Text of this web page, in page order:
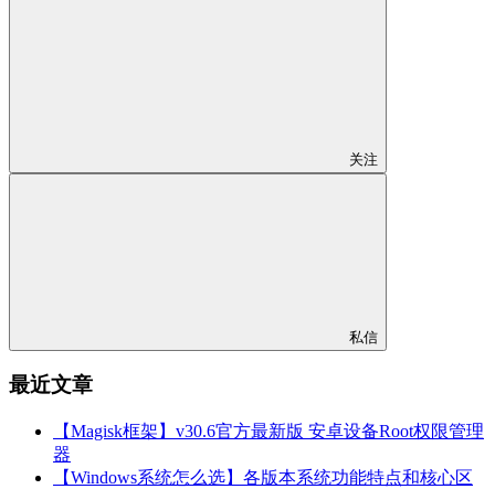
关注
私信
最近文章
【Magisk框架】v30.6官方最新版 安卓设备Root权限管理
器
【Windows系统怎么选】各版本系统功能特点和核心区